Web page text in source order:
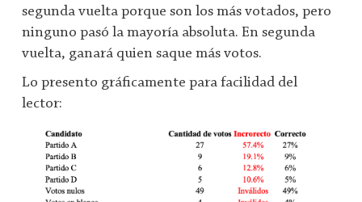
segunda vuelta porque son los más votados, pero
ninguno pasó la mayoría absoluta. En segunda
vuelta, ganará quien saque más votos.
Lo presento gráficamente para facilidad del
lector: